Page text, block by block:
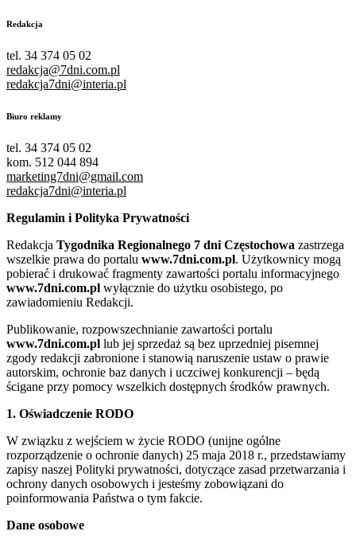
Redakcja
tel. 34 374 05 02
redakcja@7dni.com.pl
redakcja7dni@interia.pl
Biuro reklamy
tel. 34 374 05 02
kom. 512 044 894
marketing7dni@gmail.com
redakcja7dni@interia.pl
Regulamin i Polityka Prywatności
Redakcja Tygodnika Regionalnego 7 dni Częstochowa zastrzega
wszelkie prawa do portalu www.7dni.com.pl. Użytkownicy mogą
pobierać i drukować fragmenty zawartości portalu informacyjnego
www.7dni.com.pl wyłącznie do użytku osobistego, po
zawiadomieniu Redakcji.
Publikowanie, rozpowszechnianie zawartości portalu
www.7dni.com.pl lub jej sprzedaż są bez uprzedniej pisemnej
zgody redakcji zabronione i stanowią naruszenie ustaw o prawie
autorskim, ochronie baz danych i uczciwej konkurencji – będą
ścigane przy pomocy wszelkich dostępnych środków prawnych.
1. Oświadczenie RODO
W związku z wejściem w życie RODO (unijne ogólne
rozporządzenie o ochronie danych) 25 maja 2018 r., przedstawiamy
zapisy naszej Polityki prywatności, dotyczące zasad przetwarzania i
ochrony danych osobowych i jesteśmy zobowiązani do
poinformowania Państwa o tym fakcie.
Dane osobowe